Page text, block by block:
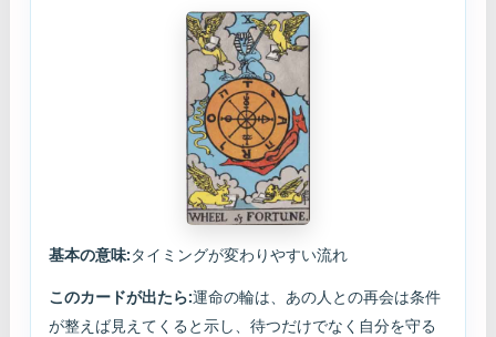
基本の意味:タイミングが変わりやすい流れ
このカードが出たら:運命の輪は、あの人との再会は条件
が整えば見えてくると示し、待つだけでなく自分を守る